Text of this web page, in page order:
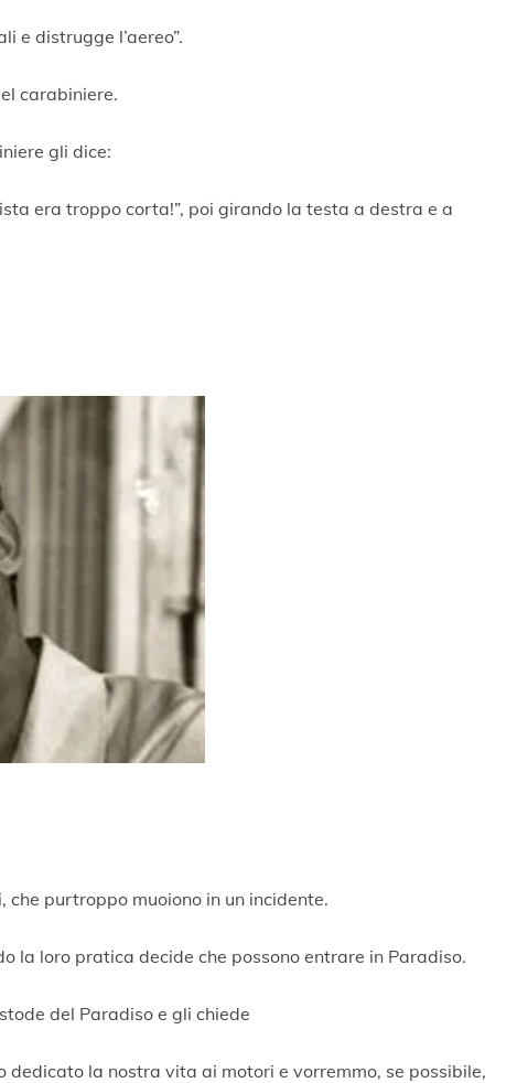
e distrugge l’aereo”.
carabiniere.
gli dice:
era troppo corta!”, poi girando la testa a destra e a
purtroppo muoiono in un incidente.
la loro pratica decide che possono entrare in Paradiso.
del Paradiso e gli chiede
dedicato la nostra vita ai motori e vorremmo, se possibile,